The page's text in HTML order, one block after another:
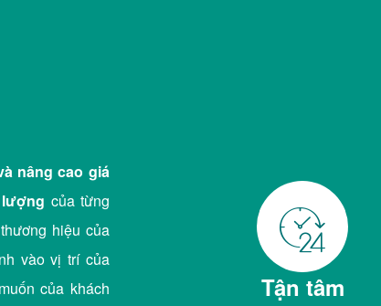
nâng cao giá
của từng
hiệu của
vào vị trí của
của khách
Tận tâm